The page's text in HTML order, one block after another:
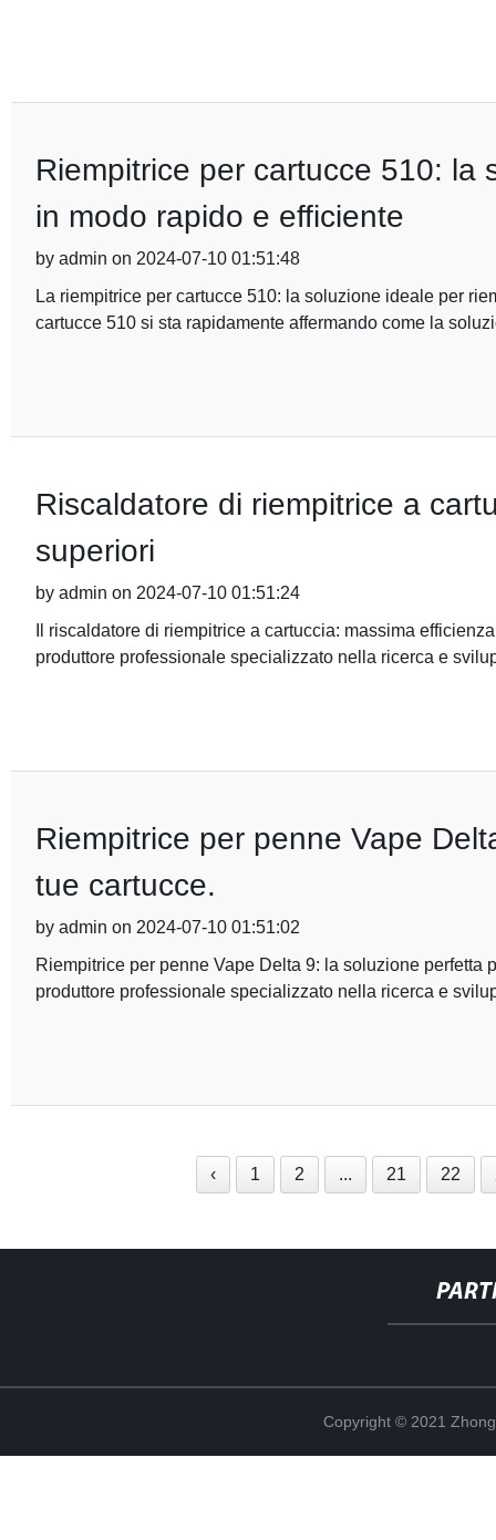
Riempitrice per cartucce 510: la
in modo rapido e efficiente
by admin on 2024-07-10 01:51:48
La riempitrice per cartucce 510: la soluzione ideale per
cartucce 510 si sta rapidamente affermando come la
Riscaldatore di riempitrice a
superiori
by admin on 2024-07-10 01:51:24
Il riscaldatore di riempitrice a cartuccia: massima
produttore professionale specializzato nella ricerca e
Riempitrice per penne Vape
tue cartucce.
by admin on 2024-07-10 01:51:02
Riempitrice per penne Vape Delta 9: la soluzione
produttore professionale specializzato nella ricerca e
‹ 1 2 ... 21 22
Copyright © 2021